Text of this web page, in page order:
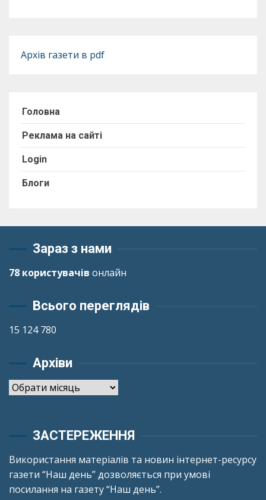
Архів газети в pdf
Головна
Реклама на сайті
Login
Блоги
Зараз з нами
78 користувачів онлайн
Всього переглядів
15 124 780
Архіви
Архіви
ЗАСТЕРЕЖЕННЯ
Використання матеріалів та новин інтернет-ресурсу
газети “Наш день” дозволяється при умові
посилання на газету “Наш день”.